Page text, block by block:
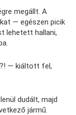
megállt. A
— egészen picik
lehetett hallani,
— kiáltott fel,
dudált, majd
jármű.